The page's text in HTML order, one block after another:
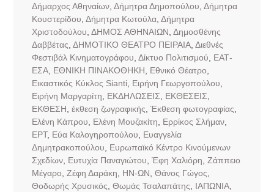
Δήμαρχος Αθηναίων, Δήμητρα Δημοπούλου Δήμητρα
Κουστερίδου Δήμητρα Κωτούλα, Δήμητρα
Χριστοδούλου ΔΗΜΟΣ ΑΘΗΝΑΙΩΝ Δημοσθένης
Δαββέτας ΔΗΜΟΤΙΚΟ ΘΕΑΤΡΟ ΠΕΙΡΑΙΑ, Διεθνές
Φεστιβάλ Κινηματογράφου Δίκτυο Πολιτισμού
ΕΑΤ-
ΕΣΑ, ΕΘΝΙΚΗ ΠΙΝΑΚΟΘΗΚΗ Εθνικό Θέατρο
Εικαστικός Κύκλος Sianti
Ειρήνη Γεωργοπούλου
Ειρήνη Μαργαρίτη
ΕΚΔΗΛΩΣΕΙΣ ΕΚΘΕΣΕΙΣ
ΕΚΘΕΣΗ έκθεση ζωγραφικής Έκθεση φωτογραφίας
Ελένη Κάπρου
Ελένη Μουζακίτη Ερρίκος Σλήμαν,
ΕΡΤ, Εύα Καλογηροπούλου
Ευαγγελία
Δημητρακοπούλου
Ευρωπαϊκό Κέντρο Κινούμενων
Σχεδίων, Ευτυχία Παναγιώτου Έφη Χαλιόρη Ζάππειο
Μέγαρο Ζέφη Δαράκη ΗΝ-ΩΝ Θάνος Γώγος
Θοδωρής Χρυσικός Θωμάς Τσαλαπάτης ΙΑΠΩΝΙΑ,